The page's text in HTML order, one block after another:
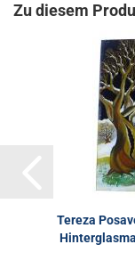
Zu diesem
Tereza